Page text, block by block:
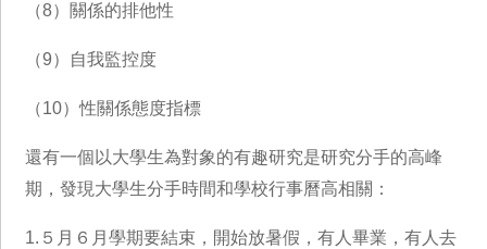
（8）關係的排他性
（9）自我監控度
（10）性關係態度指標
還有一個以大學生為對象的有趣研究是研究分手的高峰
期，發現大學生分手時間和學校行事曆高相關：
1.５月６月學期要結束，開始放暑假，有人畢業，有人去